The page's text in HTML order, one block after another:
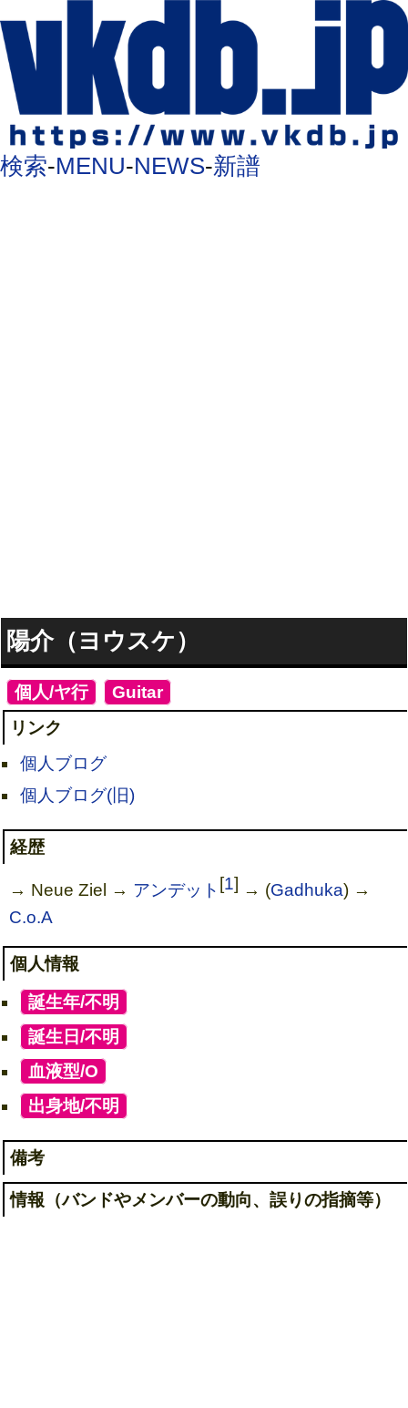
検索-MENU-NEWS-新譜
陽介（ヨウスケ）
個人/ヤ行] Guitar]
リンク
個人ブログ
個人ブログ(旧)
経歴
→ Neue Ziel → アンデット [1] → (Gadhuka) →
C.o.A
個人情報
誕生年/不明
誕生日/不明
血液型/O
出身地/不明
備考
情報（バンドやメンバーの動向、誤りの指摘等）